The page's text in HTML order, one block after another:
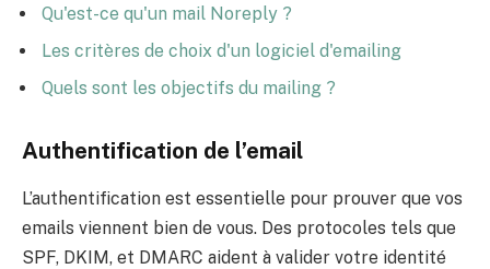
Qu'est-ce qu'un mail Noreply ?
Les critères de choix d'un logiciel d'emailing
Quels sont les objectifs du mailing ?
Authentification de l’email
L’authentification est essentielle pour prouver que vos
emails viennent bien de vous. Des protocoles tels que
SPF, DKIM, et DMARC aident à valider votre identité